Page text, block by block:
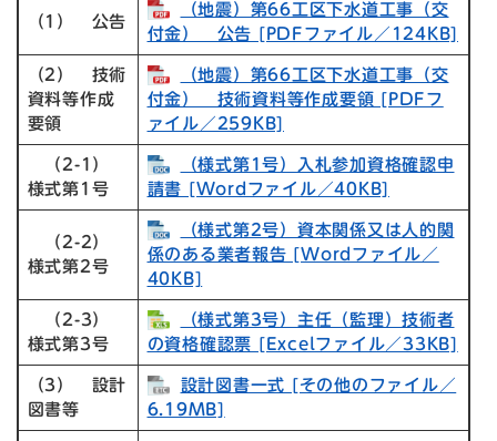
（1） 公告
（地震）第66工区下水道工事（交
付金） 公告 [PDFファイル／124KB]
（2） 技術
資料等作成
要領
（地震）第66工区下水道工事（交
付金） 技術資料等作成要領 [PDFフ
ァイル／259KB]
（2-1）
様式第1号
（様式第1号）入札参加資格確認申
請書 [Wordファイル／40KB]
（2-2）
様式第2号
（様式第2号）資本関係又は人的関
係のある業者報告 [Wordファイル／
40KB]
（2-3）
様式第3号
（様式第3号）主任（監理）技術者
の資格確認票 [Excelファイル／33KB]
（3） 設計
図書等
設計図書一式 [その他のファイル／
6.19MB]